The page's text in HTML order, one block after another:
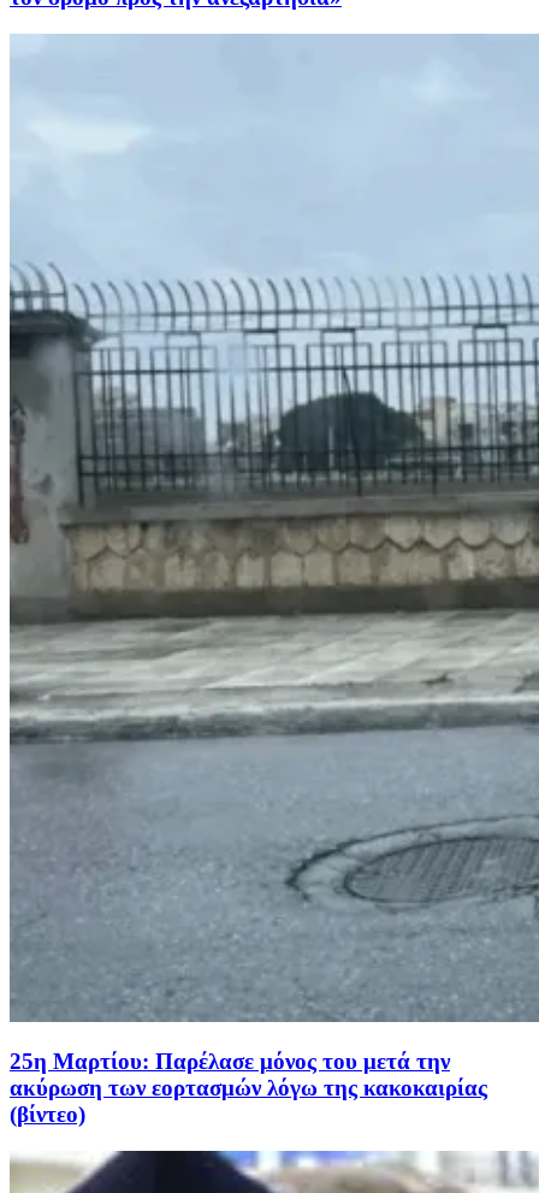
25η Μαρτίου: Παρέλασε μόνος του μετά την
ακύρωση των εορτασμών λόγω της κακοκαιρίας
(βίντεο)